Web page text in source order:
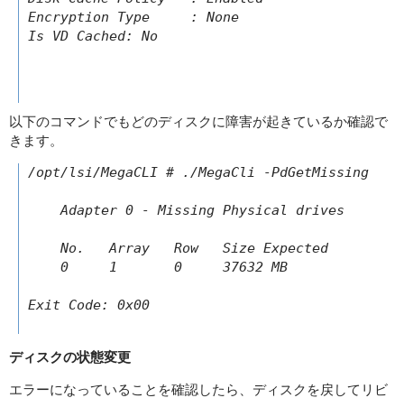
Encryption Type     : None
Is VD Cached: No
以下のコマンドでもどのディスクに障害が起きているか確認で
きます。
/opt/lsi/MegaCLI # ./MegaCli -PdGetMissing -
    Adapter 0 - Missing Physical drives
    No.   Array   Row   Size Expected
    0     1       0     37632 MB
ディスクの状態変更
エラーになっていることを確認したら、ディスクを戻してリビ